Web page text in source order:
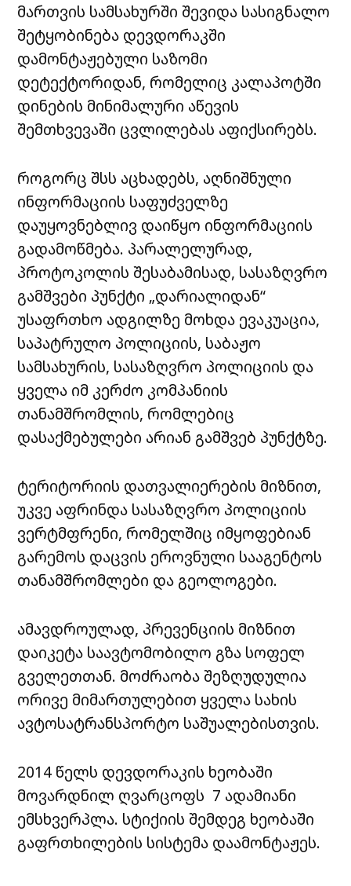
მართვის სამსახურში შევიდა სასიგნალო
შეტყობინება დევდორაკში
დამონტაჟებული საზომი
დეტექტორიდან, რომელიც კალაპოტში
დინების მინიმალური აწევის
შემთხვევაში ცვლილებას აფიქსირებს.
როგორც შსს აცხადებს, აღნიშნული
ინფორმაციის საფუძველზე
დაუყოვნებლივ დაიწყო ინფორმაციის
გადამოწმება. პარალელურად,
პროტოკოლის შესაბამისად, სასაზღვრო
გამშვები პუნქტი „დარიალიდან“
უსაფრთხო ადგილზე მოხდა ევაკუაცია,
საპატრულო პოლიციის, საბაჟო
სამსახურის, სასაზღვრო პოლიციის და
ყველა იმ კერძო კომპანიის
თანამშრომლის, რომლებიც
დასაქმებულები არიან გამშვებ პუნქტზე.
ტერიტორიის დათვალიერების მიზნით,
უკვე აფრინდა სასაზღვრო პოლიციის
ვერტმფრენი, რომელშიც იმყოფებიან
გარემოს დაცვის ეროვნული სააგენტოს
თანამშრომლები და გეოლოგები.
ამავდროულად, პრევენციის მიზნით
დაიკეტა საავტომობილო გზა სოფელ
გველეთთან. მოძრაობა შეზღუდულია
ორივე მიმართულებით ყველა სახის
ავტოსატრანსპორტო საშუალებისთვის.
2014 წელს დევდორაკის ხეობაში
მოვარდნილ ღვარცოფს 7 ადამიანი
ემსხვერპლა. სტიქიის შემდეგ ხეობაში
გაფრთხილების სისტემა დაამონტაჟეს.